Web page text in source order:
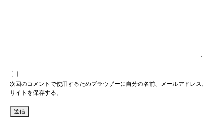
次回のコメントで使用するためブラウザーに自分の名前、メールアドレス、
サイトを保存する。